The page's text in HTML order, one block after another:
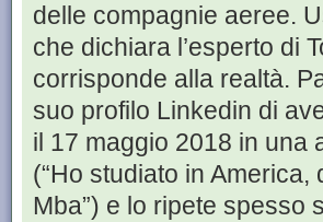
delle compagnie aeree.
che dichiara l’esperto di
corrisponde alla realtà.
suo profilo Linkedin di
il 17 maggio 2018 in una
(“Ho studiato in
Mba”) e lo ripete spesso